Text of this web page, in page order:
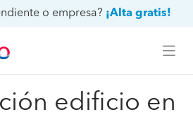
o empresa? ¡Alta gratis!
edificio en